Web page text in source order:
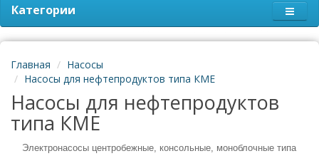
Категории
Главная
Насосы
Насосы для нефтепродуктов типа КМЕ
Насосы для нефтепродуктов
типа КМЕ
Электронасосы центробежные, консольные, моноблочные типа